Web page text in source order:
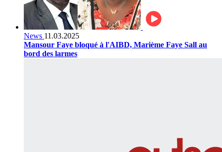
News 11.03.2025
Mansour Faye bloqué à l'AIBD, Marième Faye Sall au
bord des larmes